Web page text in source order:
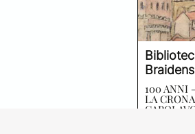
100 ANNI
LA